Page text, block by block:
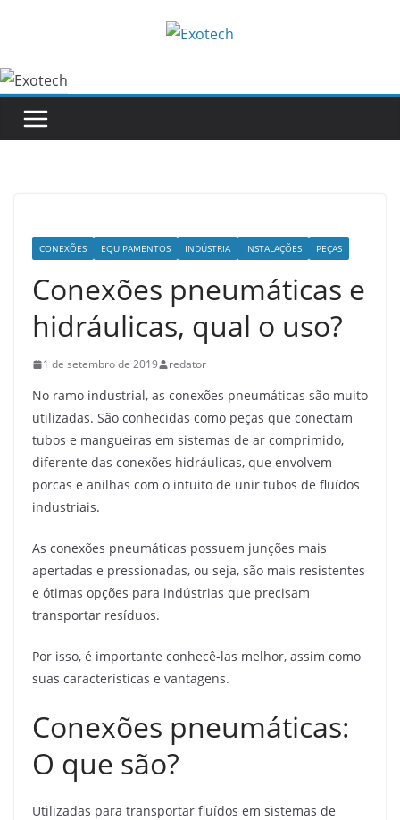
conteúdo
CONEXÕES EQUIPAMENTOS INDÚSTRIA INSTALAÇÕES PEÇAS
Conexões pneumáticas e
hidráulicas, qual o uso?
1 de setembro de 2019 redator
No ramo industrial, as conexões pneumáticas são muito
utilizadas. São conhecidas como peças que conectam
tubos e mangueiras em sistemas de ar comprimido,
diferente das conexões hidráulicas, que envolvem
porcas e anilhas com o intuito de unir tubos de fluídos
industriais.
As conexões pneumáticas possuem junções mais
apertadas e pressionadas, ou seja, são mais resistentes
e ótimas opções para indústrias que precisam
transportar resíduos.
Por isso, é importante conhecê-las melhor, assim como
suas características e vantagens.
Conexões pneumáticas:
O que são?
Utilizadas para transportar fluídos em sistemas de